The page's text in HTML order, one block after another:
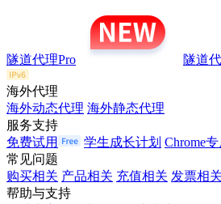
隧道代理Pro 隧道
海外代理
海外动态代理 海外静态代理
服务支持
免费试用
学生成长计划 Chrome
常见问题
购买相关 产品相关 充值相关 发票相关
帮助与支持